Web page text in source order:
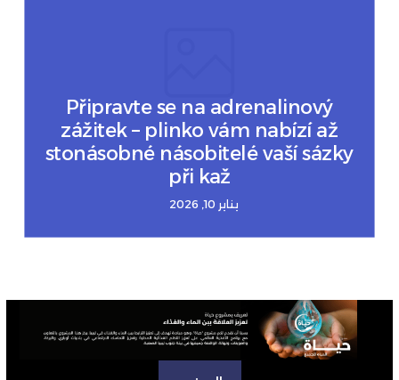
Připravte se na adrenalinový
zážitek – plinko vám nabízí až
stonásobné násobitelé vaší sázky
při kaž
يناير 10, 2026